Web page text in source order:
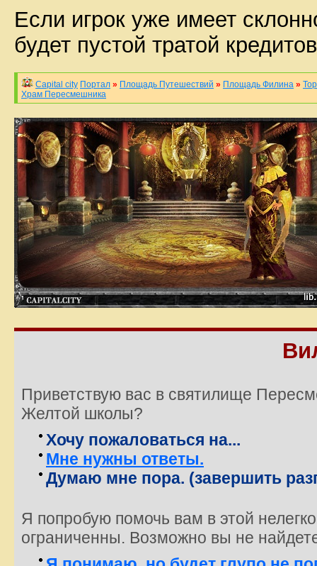
Если игрок уже имеет
будет пустой тратой
Capital city Портал » Площадь Путешествий » Площадь Филина »
Храм Пересмешника
Приветствую вас в святилище
Желтой школы?
Хочу пожаловаться на...
Мне нужны ответы.
Думаю мне пора. (завершить
Я попробую помочь вам в этой
ограниченны. Возможно вы не